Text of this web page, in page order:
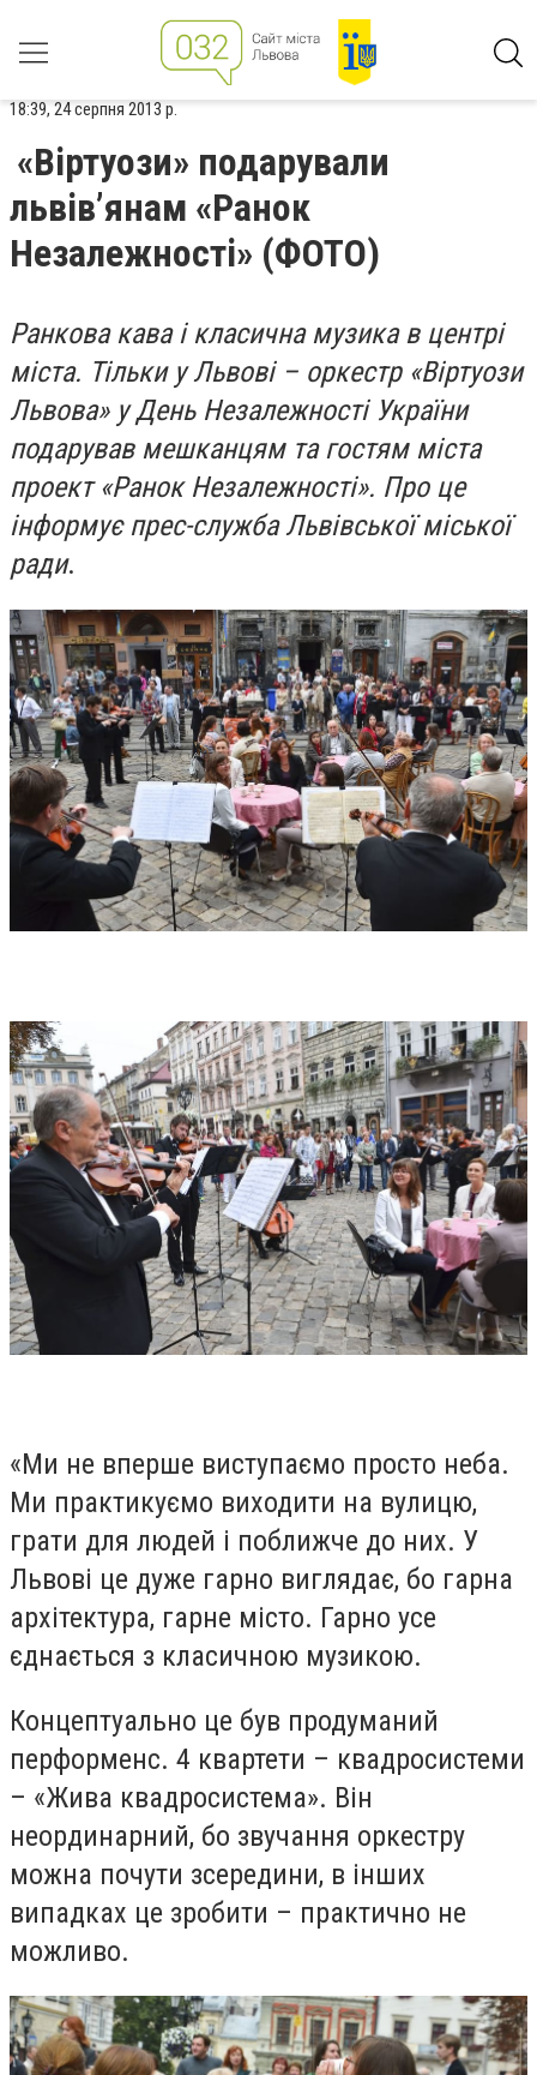
18:39, 24 серпня 2013 р.
«Віртуози» подарували
львів’янам «Ранок
Незалежності» (ФОТО)
Ранкова кава і класична музика в центрі
міста. Тільки у Львові – оркестр «Віртуози
Львова» у День Незалежності України
подарував мешканцям та гостям міста
проект «Ранок Незалежності». Про це
інформує прес-служба Львівської міської
ради.
«Ми не вперше виступаємо просто неба.
Ми практикуємо виходити на вулицю,
грати для людей і поближче до них. У
Львові це дуже гарно виглядає, бо гарна
архітектура, гарне місто. Гарно усе
єднається з класичною музикою.
Концептуально це був продуманий
перформенс. 4 квартети – квадросистеми
– «Жива квадросистема». Він
неординарний, бо звучання оркестру
можна почути зсередини, в інших
випадках це зробити – практично не
можливо.